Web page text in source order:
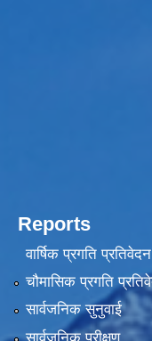
Reports
वार्षिक प्रगति प्रतिवेदन
चौमासिक प्रगति
सार्वजनिक सुनुवाई